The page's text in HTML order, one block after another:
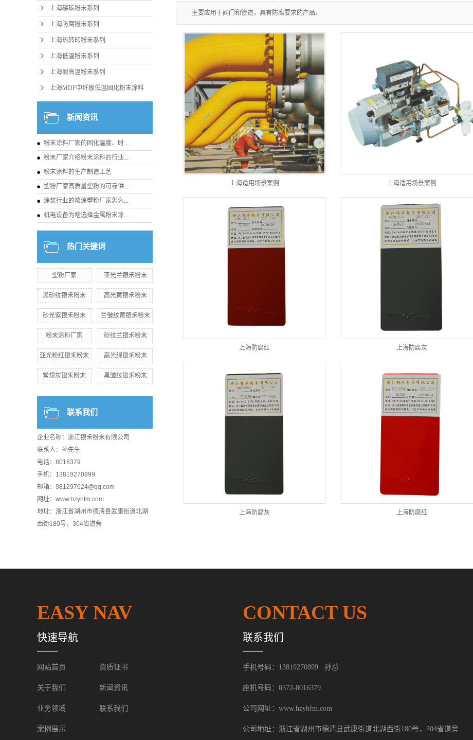
上海砩碳粉末系列
上海防腐粉末系列
上海热转印粉末系列
上海低温粉末系列
上海耐高温粉末系列
上海MDF中纤板低温固化粉末涂料
新闻资讯
粉末涂料厂家的固化温度、时...
粉末厂家介绍粉末涂料的行业...
粉末涂料的生产制造工艺
塑粉厂家高质量塑粉的可靠供...
涂装行业的喷涂塑粉厂家怎么...
机电设备为啥选择金属粉末涂...
热门关键词
塑粉厂家 亚光兰银禾粉末
黑砂纹银禾粉末 高光黄银禾粉末
砂光紫银禾粉末 兰皱纹黄银禾粉末
粉末涂料厂家 砂纹兰银禾粉末
亚光粉红银禾粉末 高光绿银禾粉末
常规灰银禾粉末 黑皱纹银禾粉末
联系我们
企业名称：浙江银禾粉末有限公司
联系人：孙先生
电话：8016379
手机：13819270899
邮箱：981297624@qq.com
网址：www.hzyhfm.com
地址：浙江省湖州市德清县武康街道北湖
西街180号，304省道旁
主要应用于阀门和管道，具有防腐要求的产品。
上海适用场景案例 上海适用场景案例
上海防腐红 上海防腐灰
上海防腐灰 上海防腐红
EASY NAV
快速导航
网站首页 资质证书
关于我们 新闻资讯
业务领域 联系我们
案例展示
CONTACT US
联系我们
手机号码：13819270899 孙总
座机号码：0572-8016379
公司网址：www.hzyhfm.com
公司地址：浙江省湖州市德清县武康街道北湖西街180号，304省道旁